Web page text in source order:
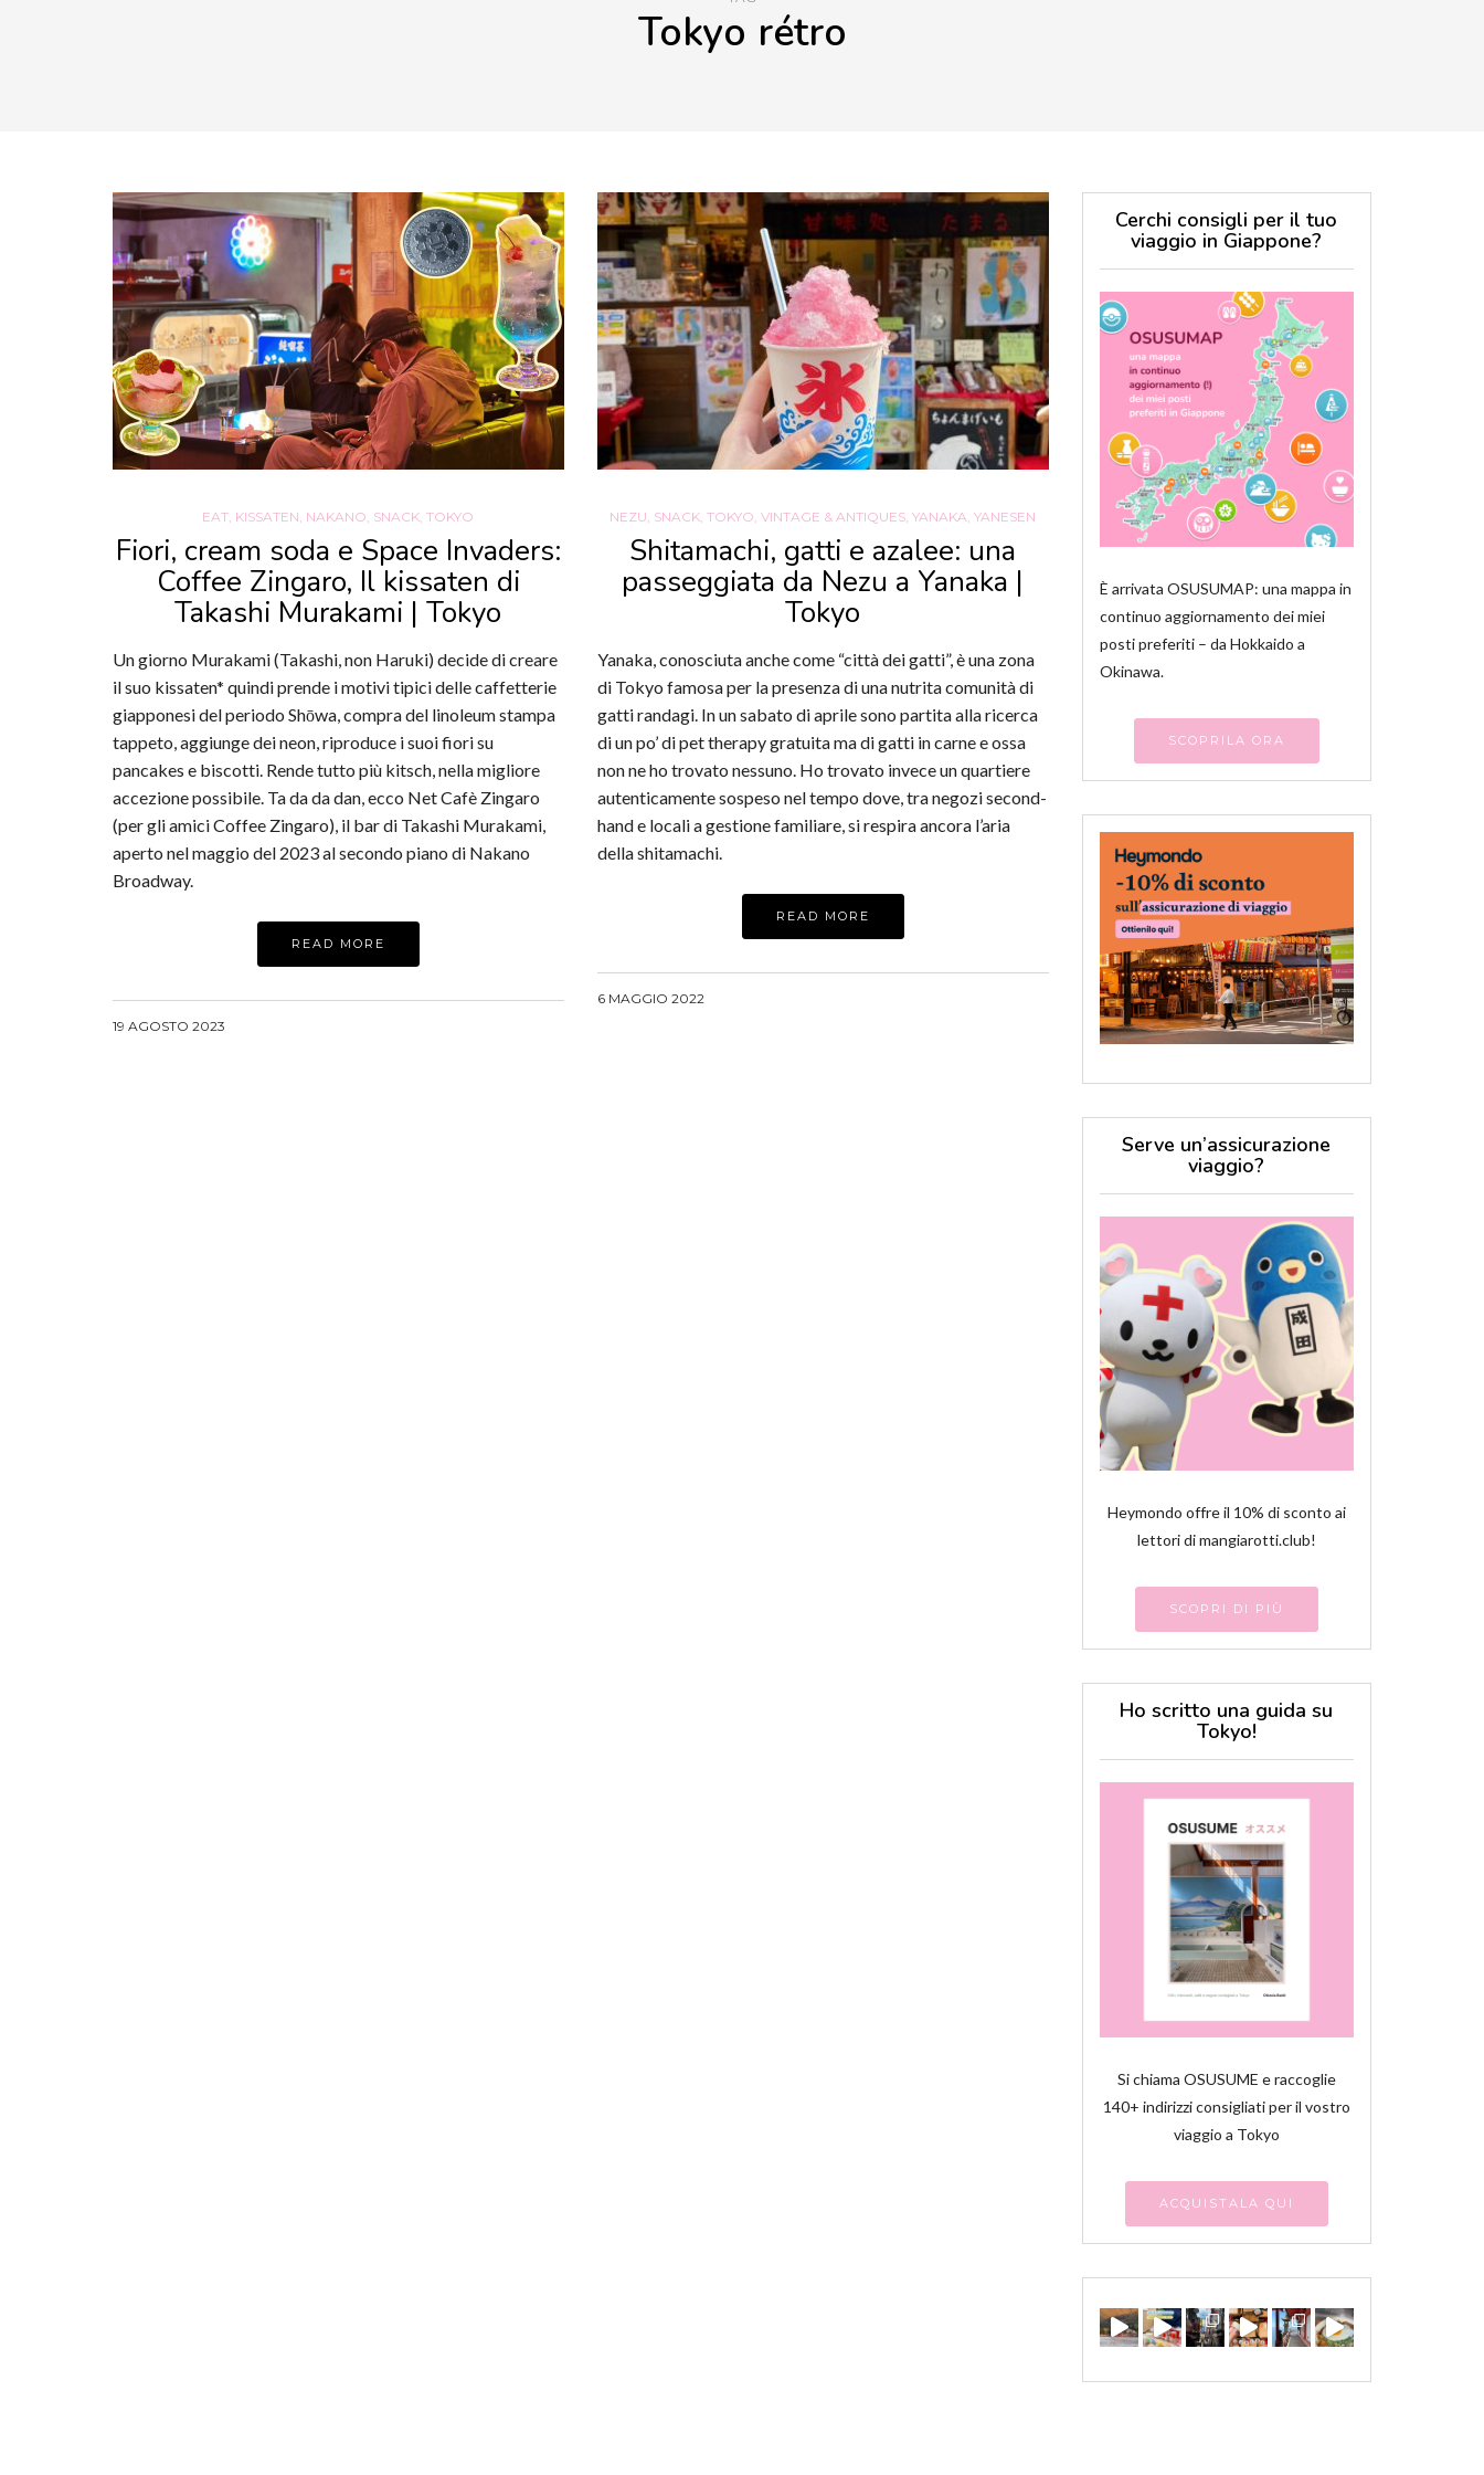
Tokyo rétro
EAT KISSATEN NAKANO SNACK ,TOKYO
Fiori, cream soda e Space Invaders:
Coffee Zingaro, Il kissaten di
Takashi Murakami | Tokyo
Un giorno Murakami (Takashi, non Haruki) decide di creare
il suo kissaten* quindi prende i motivi tipici delle caffetterie
giapponesi del periodo Shōwa, compra del linoleum stampa
tappeto, aggiunge dei neon, riproduce i suoi fiori su
pancakes e biscotti. Rende tutto più kitsch, nella migliore
accezione possibile. Ta da da dan, ecco Net Cafè Zingaro
(per gli amici Coffee Zingaro), il bar di Takashi Murakami,
aperto nel maggio del 2023 al secondo piano di Nakano
Broadway.
READ MORE
19 AGOSTO 2023
NEZU SNACK ,TOKYO ,VINTAGE & ANTIQUES ,YANAKA ,YANESEN
Shitamachi, gatti e azalee: una
passeggiata da Nezu a Yanaka |
Tokyo
Yanaka, conosciuta anche come “città dei gatti”, è una zona
di Tokyo famosa per la presenza di una nutrita comunità di
gatti randagi. In un sabato di aprile sono partita alla ricerca
di un po’ di pet therapy gratuita ma di gatti in carne e ossa
non ne ho trovato nessuno. Ho trovato invece un quartiere
autenticamente sospeso nel tempo dove, tra negozi second-
hand e locali a gestione familiare, si respira ancora l’aria
della shitamachi.
READ MORE
6 MAGGIO 2022
Cerchi consigli per il tuo
viaggio in Giappone?
È arrivata OSUSUMAP: una mappa in
continuo aggiornamento dei miei
posti preferiti – da Hokkaido a
Okinawa.
SCOPRILA ORA
Serve un’assicurazione
viaggio?
Heymondo offre il 10% di sconto ai
lettori di mangiarotti.club!
SCOPRI DI PIÙ
Ho scritto una guida su
Tokyo!
Si chiama OSUSUME e raccoglie
140+ indirizzi consigliati per il vostro
viaggio a Tokyo
ACQUISTALA QUI